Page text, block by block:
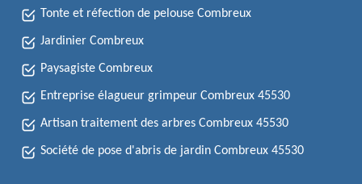
Tonte et réfection de pelouse Combreux
Jardinier Combreux
Paysagiste Combreux
Entreprise élagueur grimpeur Combreux 45530
Artisan traitement des arbres Combreux 45530
Société de pose d'abris de jardin Combreux 45530